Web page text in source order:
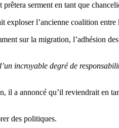
serment en tant que
l’ancienne coalition entre
sur la migration, l’adhésion
incroyable degré de
a annoncé qu’il reviendrait en
des politiques.